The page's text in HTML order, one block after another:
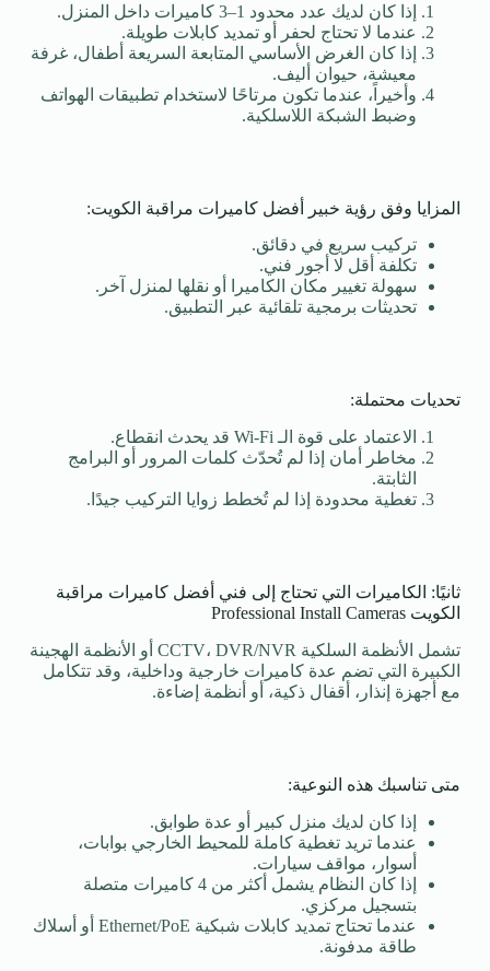
إذا كان لديك عدد محدود 1–3 كاميرات داخل المنزل.
عندما لا تحتاج لحفر أو تمديد كابلات طويلة.
إذا كان الغرض الأساسي المتابعة السريعة أطفال، غرفة
معيشة، حيوان أليف.
وأخيراً، عندما تكون مرتاحًا لاستخدام تطبيقات الهواتف
وضبط الشبكة اللاسلكية.
المزايا وفق رؤية خبير أفضل كاميرات مراقبة الكويت:
تركيب سريع في دقائق.
تكلفة أقل لا أجور فني.
سهولة تغيير مكان الكاميرا أو نقلها لمنزل آخر.
تحديثات برمجية تلقائية عبر التطبيق.
تحديات محتملة:
الاعتماد على قوة الـ Wi-Fi قد يحدث انقطاع.
مخاطر أمان إذا لم تُحدّث كلمات المرور أو البرامج
الثابتة.
تغطية محدودة إذا لم تُخطط زوايا التركيب جيدًا.
ثانيًا: الكاميرات التي تحتاج إلى فني أفضل كاميرات مراقبة
الكويت Professional Install Cameras
تشمل الأنظمة السلكية CCTV، DVR/NVR أو الأنظمة الهجينة
الكبيرة التي تضم عدة كاميرات خارجية وداخلية، وقد تتكامل
مع أجهزة إنذار، أقفال ذكية، أو أنظمة إضاءة.
متى تناسبك هذه النوعية:
إذا كان لديك منزل كبير أو عدة طوابق.
عندما تريد تغطية كاملة للمحيط الخارجي بوابات،
أسوار، مواقف سيارات.
إذا كان النظام يشمل أكثر من 4 كاميرات متصلة
بتسجيل مركزي.
عندما تحتاج تمديد كابلات شبكية Ethernet/PoE أو أسلاك
طاقة مدفونة.